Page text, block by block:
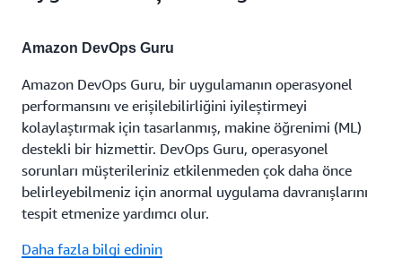
Amazon DevOps Guru
Amazon DevOps Guru, bir uygulamanın operasyonel
performansını ve erişilebilirliğini iyileştirmeyi
kolaylaştırmak için tasarlanmış, makine öğrenimi (ML)
destekli bir hizmettir. DevOps Guru, operasyonel
sorunları müşterileriniz etkilenmeden çok daha önce
belirleyebilmeniz için anormal uygulama davranışlarını
tespit etmenize yardımcı olur.
Daha fazla bilgi edinin